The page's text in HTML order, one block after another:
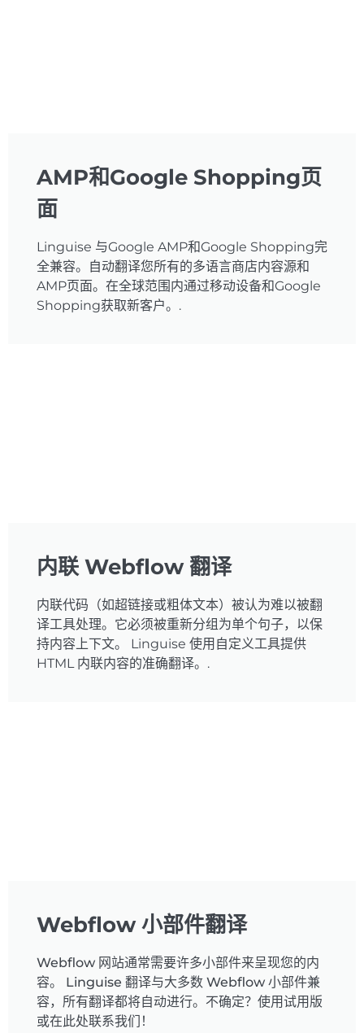
AMP和Google Shopping页
面
Linguise 与Google AMP和Google Shopping完
全兼容。自动翻译您所有的多语言商店内容源和
AMP页面。在全球范围内通过移动设备和Google
Shopping获取新客户。.
内联 Webflow 翻译
内联代码（如超链接或粗体文本）被认为难以被翻
译工具处理。它必须被重新分组为单个句子，以保
持内容上下文。 Linguise 使用自定义工具提供
HTML 内联内容的准确翻译。.
Webflow 小部件翻译
Webflow 网站通常需要许多小部件来呈现您的内
容。 Linguise 翻译与大多数 Webflow 小部件兼
容，所有翻译都将自动进行。不确定？使用试用版
或在此处联系我们！